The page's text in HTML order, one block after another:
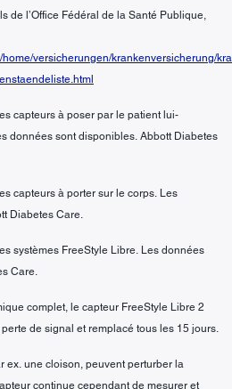
de l’Office Fédéral de la Santé Publique,
versicherungen/krankenversicherung/
capteurs à poser par le patient lui-
données sont disponibles. Abbott Diabetes
capteurs à porter sur le corps. Les
Diabetes Care.
systèmes FreeStyle Libre. Les données
Care.
complet, le capteur FreeStyle Libre 2
de signal et remplacé tous les 15 jours.
ex. une cloison, peuvent perturber la
continue cependant de mesurer et